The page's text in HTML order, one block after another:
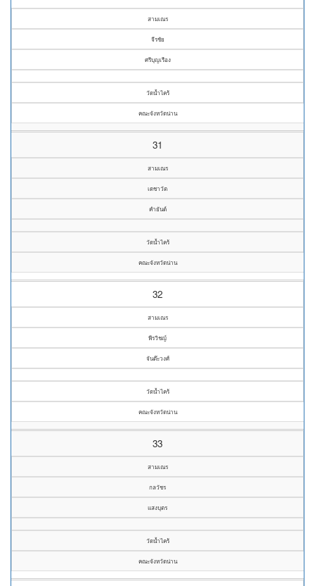
สามเณร
จีรชัย
ศรีบุญเรือง
วัดน้ำไคร้
คณะจังหวัดน่าน
31
สามเณร
เดชาวัต
คำยันต์
วัดน้ำไคร้
คณะจังหวัดน่าน
32
สามเณร
พีรวิชญ์
จันต๊ะวงศ์
วัดน้ำไคร้
คณะจังหวัดน่าน
33
สามเณร
กลวัชร
แสงบุตร
วัดน้ำไคร้
คณะจังหวัดน่าน